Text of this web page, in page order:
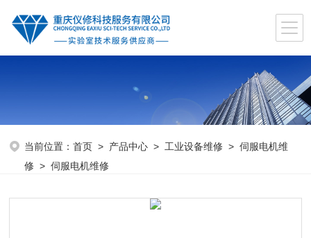
当前位置：首页 > 产品中心 > 工业设备维修 >伺服电机维
修 > 伺服电机维修